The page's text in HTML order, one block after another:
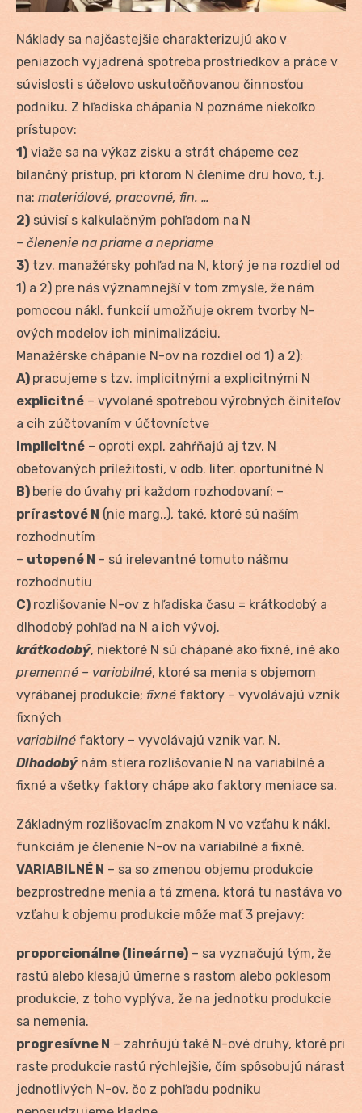
Náklady sa najčastejšie charakterizujú ako v
peniazoch vyjadrená spotreba prostriedkov a práce v
súvislosti s účelovo uskutočňovanou činnosťou
podniku. Z hľadiska chápania N poznáme niekoľko
prístupov:
1) viaže sa na výkaz zisku a strát chápeme cez
bilančný prístup, pri ktorom N členíme dru hovo, t.j.
na: materiálové, pracovné, fin. …
2) súvisí s kalkulačným pohľadom na N
– členenie na priame a nepriame
3) tzv. manažérsky pohľad na N, ktorý je na rozdiel od
1) a 2) pre nás významnejší v tom zmysle, že nám
pomocou nákl. funkcií umožňuje okrem tvorby N-
ových modelov ich minimalizáciu.
Manažérske chápanie N-ov na rozdiel od 1) a 2):
A) pracujeme s tzv. implicitnými a explicitnými N
explicitné – vyvolané spotrebou výrobných činiteľov
a cih zúčtovaním v účtovníctve
implicitné – oproti expl. zahŕňajú aj tzv. N
obetovaných príležitostí, v odb. liter. oportunitné N
B) berie do úvahy pri každom rozhodovaní: –
prírastové N (nie marg.,), také, ktoré sú naším
rozhodnutím
– utopené N – sú irelevantné tomuto nášmu
rozhodnutiu
C) rozlišovanie N-ov z hľadiska času = krátkodobý a
dlhodobý pohľad na N a ich vývoj.
krátkodobý, niektoré N sú chápané ako fixné, iné ako
premenné – variabilné, ktoré sa menia s objemom
vyrábanej produkcie; fixné faktory – vyvolávajú vznik
fixných
variabilné faktory – vyvolávajú vznik var. N.
Dlhodobý nám stiera rozlišovanie N na variabilné a
fixné a všetky faktory chápe ako faktory meniace sa.
Základným rozlišovacím znakom N vo vzťahu k nákl.
funkciám je členenie N-ov na variabilné a fixné.
VARIABILNÉ N – sa so zmenou objemu produkcie
bezprostredne menia a tá zmena, ktorá tu nastáva vo
vzťahu k objemu produkcie môže mať 3 prejavy:
proporcionálne (lineárne) – sa vyznačujú tým, že
rastú alebo klesajú úmerne s rastom alebo poklesom
produkcie, z toho vyplýva, že na jednotku produkcie
sa nemenia.
progresívne N – zahrňujú také N-ové druhy, ktoré pri
raste produkcie rastú rýchlejšie, čím spôsobujú nárast
jednotlivých N-ov, čo z pohľadu podniku